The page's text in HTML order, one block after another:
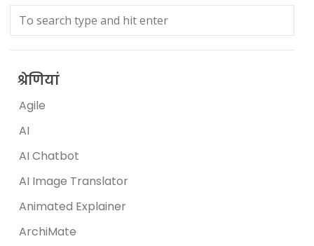
श्रेणियां
Agile
AI
AI Chatbot
AI Image Translator
Animated Explainer
ArchiMate